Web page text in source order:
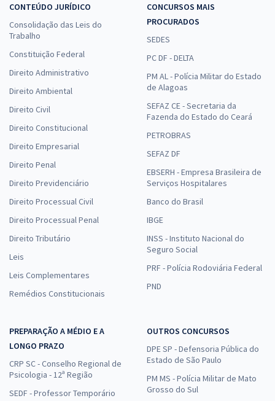
CONTEÚDO JURÍDICO
Consolidação das Leis do
Trabalho
Constituição Federal
Direito Administrativo
Direito Ambiental
Direito Civil
Direito Constitucional
Direito Empresarial
Direito Penal
Direito Previdenciário
Direito Processual Civil
Direito Processual Penal
Direito Tributário
Leis
Leis Complementares
Remédios Constitucionais
CONCURSOS MAIS
PROCURADOS
SEDES
PC DF - DELTA
PM AL - Polícia Militar do Estado
de Alagoas
SEFAZ CE - Secretaria da
Fazenda do Estado do Ceará
PETROBRAS
SEFAZ DF
EBSERH - Empresa Brasileira de
Serviços Hospitalares
Banco do Brasil
IBGE
INSS - Instituto Nacional do
Seguro Social
PRF - Polícia Rodoviária Federal
PND
PREPARAÇÃO A MÉDIO E A
LONGO PRAZO
CRP SC - Conselho Regional de
Psicologia - 12ª Região
SEDF - Professor Temporário
OUTROS CONCURSOS
DPE SP - Defensoria Pública do
Estado de São Paulo
PM MS - Polícia Militar de Mato
Grosso do Sul